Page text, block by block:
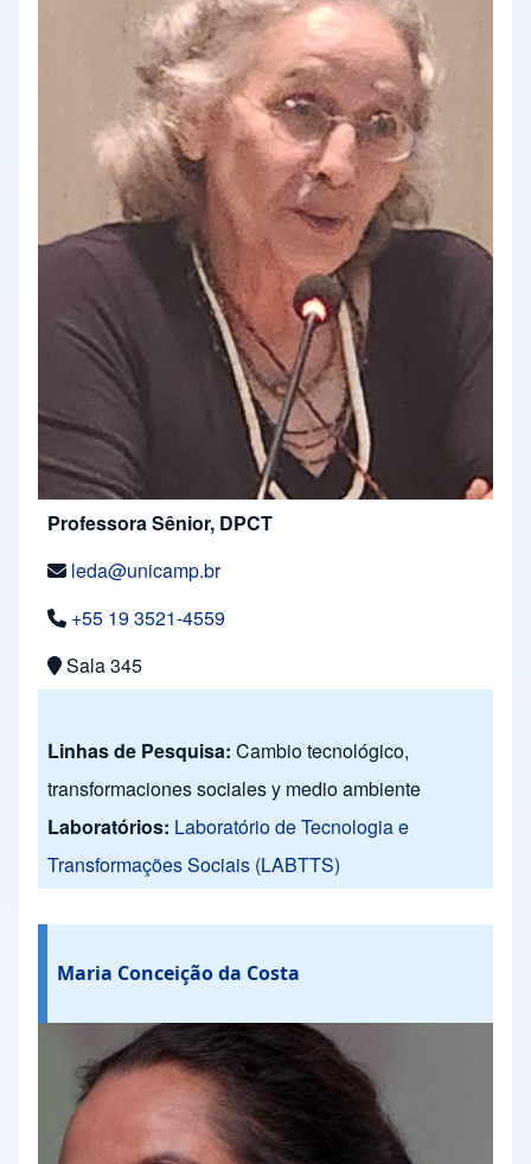
Professora Sênior, DPCT
leda@unicamp.br
+55 19 3521-4559
Sala 345
Linhas de Pesquisa: Cambio tecnológico,
transformaciones sociales y medio ambiente
Laboratórios: Laboratório de Tecnologia e
Transformações Sociais (LABTTS)
Maria Conceição da Costa